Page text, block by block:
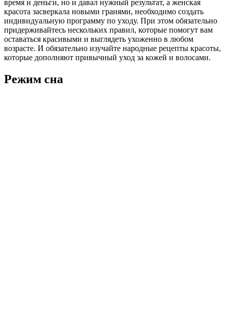
время и деньги, но и давал нужный результат, а женская
красота засверкала новыми гранями, необходимо создать
индивидуальную программу по уходу. При этом обязательно
придерживайтесь нескольких правил, которые помогут вам
оставаться красивыми и выглядеть ухоженно в любом
возрасте. И обязательно изучайте народные рецепты красоты,
которые дополняют привычный уход за кожей и волосами.
Режим сна